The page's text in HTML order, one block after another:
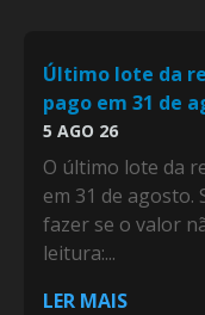
Último lote da
pago em 31 de
5 AGO 26
O último lote da
em 31 de agosto.
fazer se o valor
leitura:...
LER MAIS